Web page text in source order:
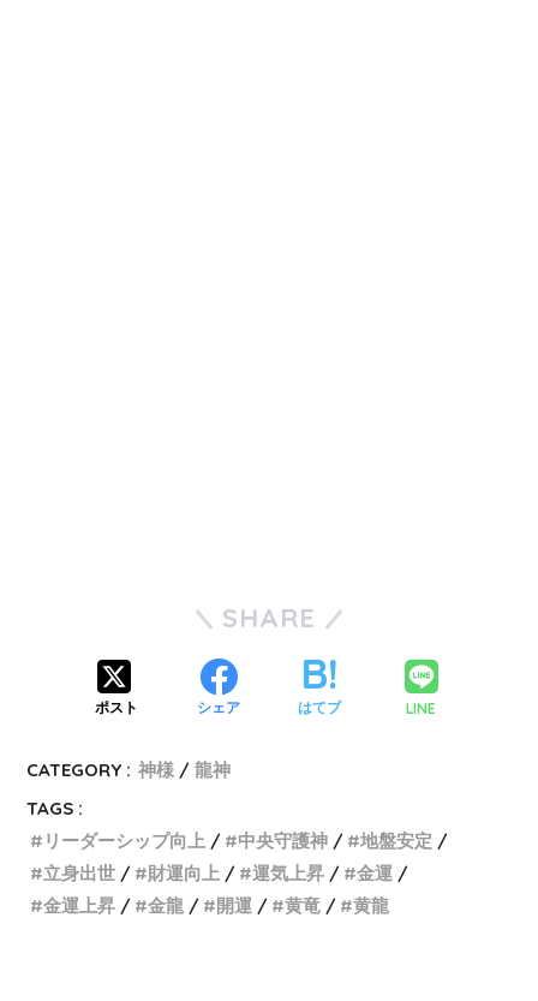
SHARE
ポスト シェア はてブ LINE
CATEGORY : 神様
龍神
TAGS :
リーダーシップ向上
中央守護神
地盤安定
立身出世
財運向上 運気上昇
金運
金運上昇
金龍 開運 黄竜 黄龍